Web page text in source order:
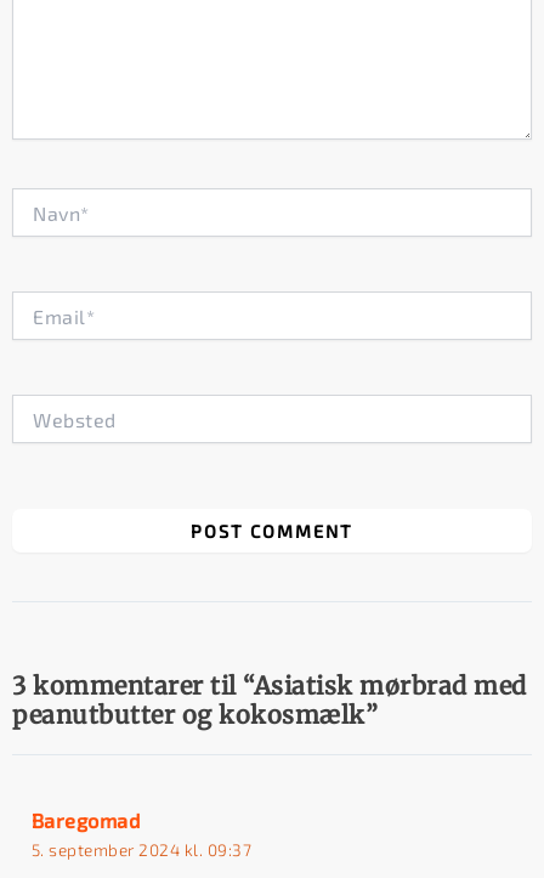
3 kommentarer til “Asiatisk mørbrad med
peanutbutter og kokosmælk”
Baregomad
5. september 2024 kl. 09:37